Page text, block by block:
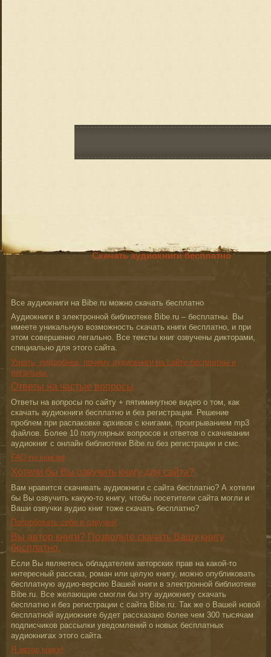
Скачать аудиокниги бесплатно
Все аудиокниги на Bibe.ru можно скачать бесплатно
Аудиокниги в электронной библиотеке Bibe.ru – бесплатны. Вы
имеете уникальную возможность скачать книги бесплатно, и при
этом совершенно легально. Все тексты книг озвучены дикторами,
специально для этого сайта.
Узнать, подробнее, почему аудиокниги на сайте бесплатны и
легальны.
Ответы на частые вопросы
Ответы на вопросы по сайту + пятиминутное видео о том, как
скачать аудиокниги бесплатно и без регистрации. Решение
проблем при распаковке архивов с книгами, проигрыванием mp3
файлов. Более 10 популярных вопросов и ответов о скачивании
аудиокниг с онлайн библиотеки Bibe.ru без регистрации и смс.
FAQ по книгам
Хотели бы Вы озвучить книгу для сайта?
Вам нравится скачивать аудиокниги с сайта бесплатно? А хотели
бы Вы озвучить какую-то книгу, чтобы посетители сайта могли и
Ваши озвучки аудио книг тоже скачать бесплатно?
Попробовать себя в озвучке!
Вы автор книги? Позвольте скачать Вашу книгу
бесплатно.
Если Вы являетесь обладателем авторских прав на какой-то
интересный рассказ, роман или целую книгу, можно опубликовать
бесплатную аудио-версию Вашей книги в электронной библиотеке
Bibe.ru. Все желающие смогли бы эту аудиокнигу скачать
бесплатно и без регистрации с сайта Bibe.ru. Так же о Вашей новой
бесплатной аудиокниге будет рассказано более чем 300 тысячам
подписчиков рассылки уведомлений о новых бесплатных
аудиокнигах этого сайта.
Я автор книги!